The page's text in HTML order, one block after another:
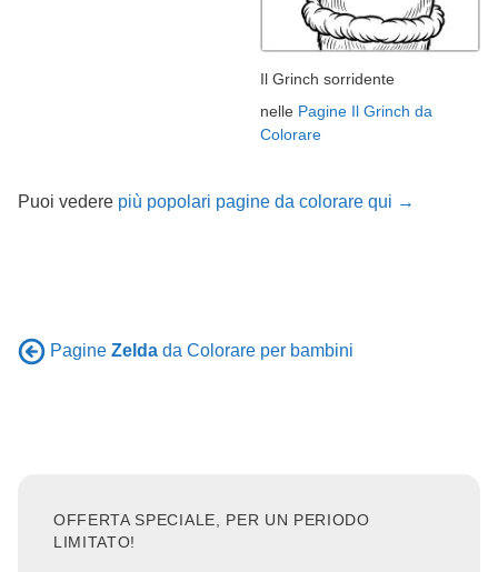
Il Grinch sorridente
nelle Pagine Il Grinch da
Colorare
Puoi vedere più popolari pagine da colorare qui →
Pagine Zelda da Colorare per bambini
OFFERTA SPECIALE, PER UN PERIODO
LIMITATO!